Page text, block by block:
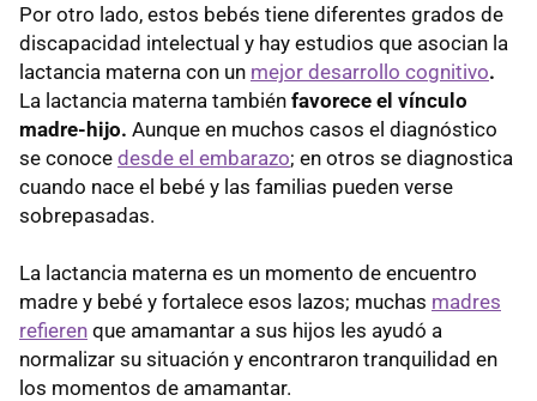
Por otro lado, estos bebés tiene diferentes grados de
discapacidad intelectual y hay estudios que asocian la
lactancia materna con un mejor desarrollo cognitivo.
La lactancia materna también favorece el vínculo
madre-hijo. Aunque en muchos casos el diagnóstico
se conoce desde el embarazo; en otros se diagnostica
cuando nace el bebé y las familias pueden verse
sobrepasadas.
La lactancia materna es un momento de encuentro
madre y bebé y fortalece esos lazos; muchas madres
refieren que amamantar a sus hijos les ayudó a
normalizar su situación y encontraron tranquilidad en
los momentos de amamantar.